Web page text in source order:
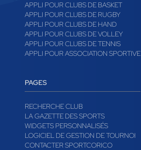
APPLI POUR CLUBS DE BASKET
APPLI POUR CLUBS DE RUGBY
APPLI POUR CLUBS DE HAND
APPLI POUR CLUBS DE VOLLEY
APPLI POUR CLUBS DE TENNIS
APPLI POUR ASSOCIATION SPORTIVE
PAGES
RECHERCHE CLUB
LA GAZETTE DES SPORTS
WIDGETS PERSONNALISÉS
LOGICIEL DE GESTION DE TOURNOI
CONTACTER SPORTCORICO